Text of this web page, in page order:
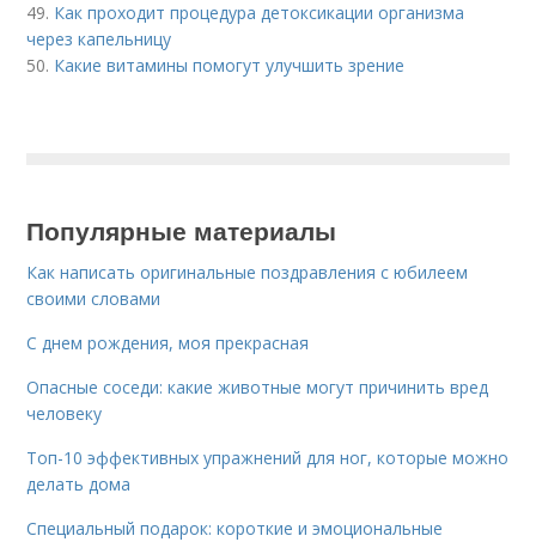
49. Как проходит процедура детоксикации организма
через капельницу
50. Какие витамины помогут улучшить зрение
Популярные материалы
Как написать оригинальные поздравления с юбилеем
своими словами
С днем рождения, моя прекрасная
Опасные соседи: какие животные могут причинить вред
человеку
Топ-10 эффективных упражнений для ног, которые можно
делать дома
Специальный подарок: короткие и эмоциональные